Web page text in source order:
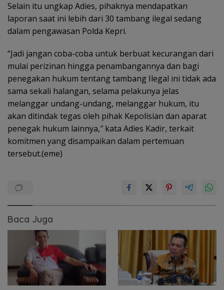
Selain itu ungkap Adies, pihaknya mendapatkan
laporan saat ini lebih dari 30 tambang ilegal sedang
dalam pengawasan Polda Kepri.
“Jadi jangan coba-coba untuk berbuat kecurangan dari
mulai perizinan hingga penambangannya dan bagi
penegakan hukum tentang tambang Ilegal ini tidak ada
sama sekali halangan, selama pelakunya jelas
melanggar undang-undang, melanggar hukum, itu
akan ditindak tegas oleh pihak Kepolisian dan aparat
penegak hukum lainnya,″ kata Adies Kadir, terkait
komitmen yang disampaikan dalam pertemuan
tersebut.(eme)
Baca Juga